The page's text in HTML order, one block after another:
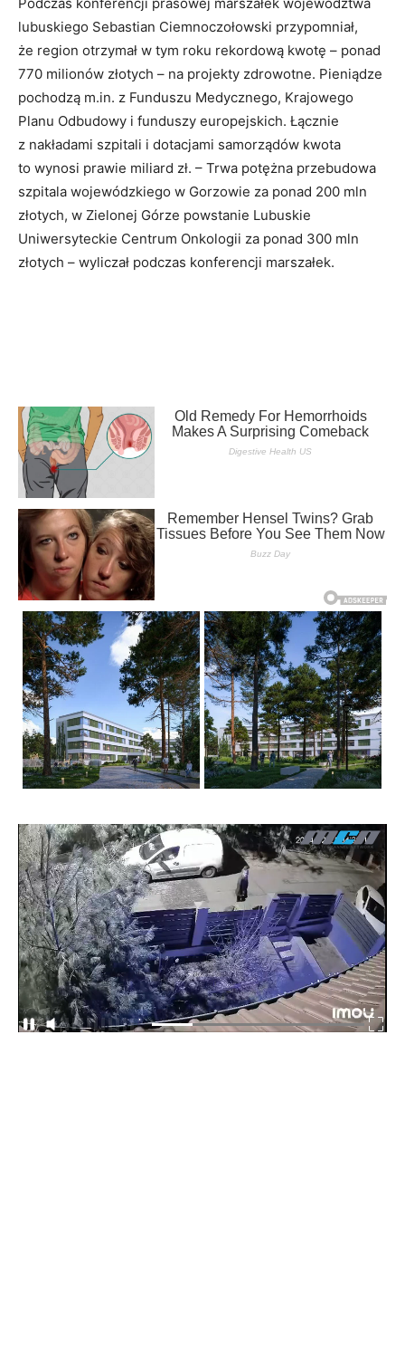
lubuskiego Sebastian Ciemnoczołowski przypomniał,
że region otrzymał w tym roku rekordową kwotę – ponad
770 milionów złotych – na projekty zdrowotne. Pieniądze
pochodzą m.in. z Funduszu Medycznego, Krajowego
Planu Odbudowy i funduszy europejskich. Łącznie
z nakładami szpitali i dotacjami samorządów kwota
to wynosi prawie miliard zł. – Trwa potężna przebudowa
szpitala wojewódzkiego w Gorzowie za ponad 200 mln
złotych, w Zielonej Górze powstanie Lubuskie
Uniwersyteckie Centrum Onkologii za ponad 300 mln
złotych – wyliczał podczas konferencji marszałek.